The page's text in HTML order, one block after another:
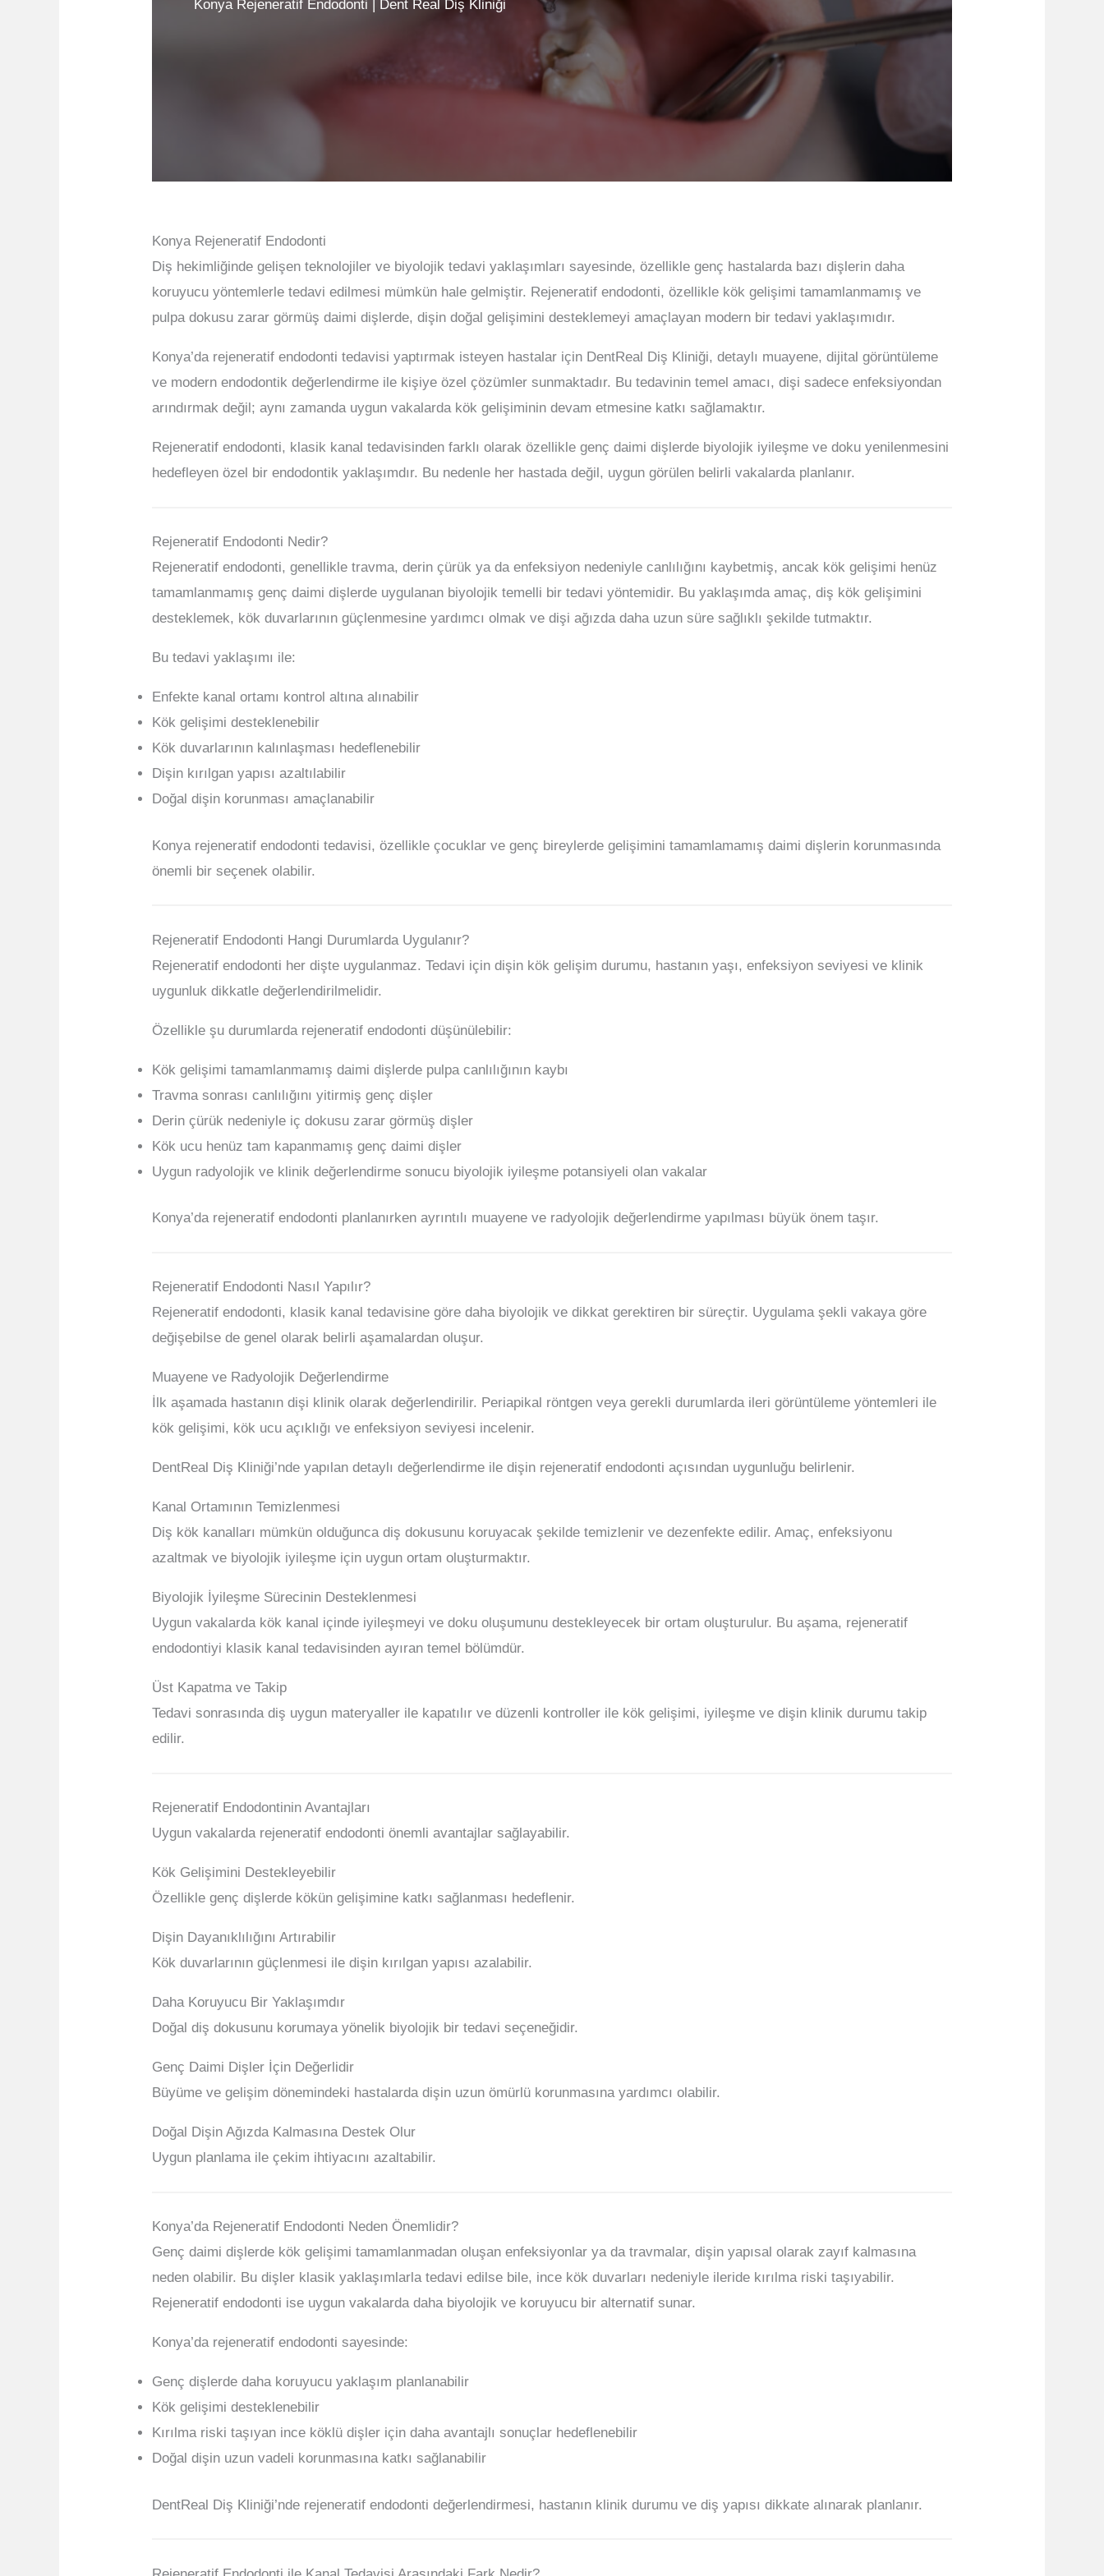
Konya Rejeneratif Endodonti | Dent Real Diş Kliniği
Konya Rejeneratif Endodonti
Diş hekimliğinde gelişen teknolojiler ve biyolojik tedavi yaklaşımları sayesinde, özellikle genç hastalarda bazı dişlerin daha
koruyucu yöntemlerle tedavi edilmesi mümkün hale gelmiştir. Rejeneratif endodonti, özellikle kök gelişimi tamamlanmamış ve
pulpa dokusu zarar görmüş daimi dişlerde, dişin doğal gelişimini desteklemeyi amaçlayan modern bir tedavi yaklaşımıdır.
Konya’da rejeneratif endodonti tedavisi yaptırmak isteyen hastalar için DentReal Diş Kliniği, detaylı muayene, dijital görüntüleme
ve modern endodontik değerlendirme ile kişiye özel çözümler sunmaktadır. Bu tedavinin temel amacı, dişi sadece enfeksiyondan
arındırmak değil; aynı zamanda uygun vakalarda kök gelişiminin devam etmesine katkı sağlamaktır.
Rejeneratif endodonti, klasik kanal tedavisinden farklı olarak özellikle genç daimi dişlerde biyolojik iyileşme ve doku yenilenmesini
hedefleyen özel bir endodontik yaklaşımdır. Bu nedenle her hastada değil, uygun görülen belirli vakalarda planlanır.
Rejeneratif Endodonti Nedir?
Rejeneratif endodonti, genellikle travma, derin çürük ya da enfeksiyon nedeniyle canlılığını kaybetmiş, ancak kök gelişimi henüz
tamamlanmamış genç daimi dişlerde uygulanan biyolojik temelli bir tedavi yöntemidir. Bu yaklaşımda amaç, diş kök gelişimini
desteklemek, kök duvarlarının güçlenmesine yardımcı olmak ve dişi ağızda daha uzun süre sağlıklı şekilde tutmaktır.
Bu tedavi yaklaşımı ile:
Enfekte kanal ortamı kontrol altına alınabilir
Kök gelişimi desteklenebilir
Kök duvarlarının kalınlaşması hedeflenebilir
Dişin kırılgan yapısı azaltılabilir
Doğal dişin korunması amaçlanabilir
Konya rejeneratif endodonti tedavisi, özellikle çocuklar ve genç bireylerde gelişimini tamamlamamış daimi dişlerin korunmasında
önemli bir seçenek olabilir.
Rejeneratif Endodonti Hangi Durumlarda Uygulanır?
Rejeneratif endodonti her dişte uygulanmaz. Tedavi için dişin kök gelişim durumu, hastanın yaşı, enfeksiyon seviyesi ve klinik
uygunluk dikkatle değerlendirilmelidir.
Özellikle şu durumlarda rejeneratif endodonti düşünülebilir:
Kök gelişimi tamamlanmamış daimi dişlerde pulpa canlılığının kaybı
Travma sonrası canlılığını yitirmiş genç dişler
Derin çürük nedeniyle iç dokusu zarar görmüş dişler
Kök ucu henüz tam kapanmamış genç daimi dişler
Uygun radyolojik ve klinik değerlendirme sonucu biyolojik iyileşme potansiyeli olan vakalar
Konya’da rejeneratif endodonti planlanırken ayrıntılı muayene ve radyolojik değerlendirme yapılması büyük önem taşır.
Rejeneratif Endodonti Nasıl Yapılır?
Rejeneratif endodonti, klasik kanal tedavisine göre daha biyolojik ve dikkat gerektiren bir süreçtir. Uygulama şekli vakaya göre
değişebilse de genel olarak belirli aşamalardan oluşur.
Muayene ve Radyolojik Değerlendirme
İlk aşamada hastanın dişi klinik olarak değerlendirilir. Periapikal röntgen veya gerekli durumlarda ileri görüntüleme yöntemleri ile
kök gelişimi, kök ucu açıklığı ve enfeksiyon seviyesi incelenir.
DentReal Diş Kliniği’nde yapılan detaylı değerlendirme ile dişin rejeneratif endodonti açısından uygunluğu belirlenir.
Kanal Ortamının Temizlenmesi
Diş kök kanalları mümkün olduğunca diş dokusunu koruyacak şekilde temizlenir ve dezenfekte edilir. Amaç, enfeksiyonu
azaltmak ve biyolojik iyileşme için uygun ortam oluşturmaktır.
Biyolojik İyileşme Sürecinin Desteklenmesi
Uygun vakalarda kök kanal içinde iyileşmeyi ve doku oluşumunu destekleyecek bir ortam oluşturulur. Bu aşama, rejeneratif
endodontiyi klasik kanal tedavisinden ayıran temel bölümdür.
Üst Kapatma ve Takip
Tedavi sonrasında diş uygun materyaller ile kapatılır ve düzenli kontroller ile kök gelişimi, iyileşme ve dişin klinik durumu takip
edilir.
Rejeneratif Endodontinin Avantajları
Uygun vakalarda rejeneratif endodonti önemli avantajlar sağlayabilir.
Kök Gelişimini Destekleyebilir
Özellikle genç dişlerde kökün gelişimine katkı sağlanması hedeflenir.
Dişin Dayanıklılığını Artırabilir
Kök duvarlarının güçlenmesi ile dişin kırılgan yapısı azalabilir.
Daha Koruyucu Bir Yaklaşımdır
Doğal diş dokusunu korumaya yönelik biyolojik bir tedavi seçeneğidir.
Genç Daimi Dişler İçin Değerlidir
Büyüme ve gelişim dönemindeki hastalarda dişin uzun ömürlü korunmasına yardımcı olabilir.
Doğal Dişin Ağızda Kalmasına Destek Olur
Uygun planlama ile çekim ihtiyacını azaltabilir.
Konya’da Rejeneratif Endodonti Neden Önemlidir?
Genç daimi dişlerde kök gelişimi tamamlanmadan oluşan enfeksiyonlar ya da travmalar, dişin yapısal olarak zayıf kalmasına
neden olabilir. Bu dişler klasik yaklaşımlarla tedavi edilse bile, ince kök duvarları nedeniyle ileride kırılma riski taşıyabilir.
Rejeneratif endodonti ise uygun vakalarda daha biyolojik ve koruyucu bir alternatif sunar.
Konya’da rejeneratif endodonti sayesinde:
Genç dişlerde daha koruyucu yaklaşım planlanabilir
Kök gelişimi desteklenebilir
Kırılma riski taşıyan ince köklü dişler için daha avantajlı sonuçlar hedeflenebilir
Doğal dişin uzun vadeli korunmasına katkı sağlanabilir
DentReal Diş Kliniği’nde rejeneratif endodonti değerlendirmesi, hastanın klinik durumu ve diş yapısı dikkate alınarak planlanır.